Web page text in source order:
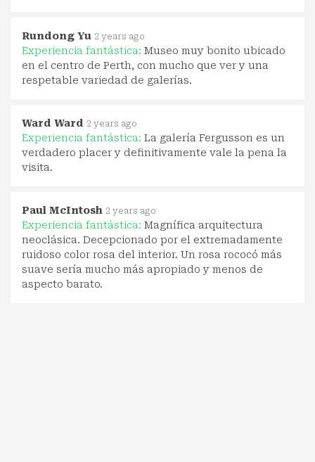
Rundong Yu 2 years ago
Experiencia fantástica: Museo muy bonito ubicado
en el centro de Perth, con mucho que ver y una
respetable variedad de galerías.
Ward Ward 2 years ago
Experiencia fantástica: La galería Fergusson es un
verdadero placer y definitivamente vale la pena la
visita.
Paul McIntosh 2 years ago
Experiencia fantástica: Magnífica arquitectura
neoclásica. Decepcionado por el extremadamente
ruidoso color rosa del interior. Un rosa rococó más
suave sería mucho más apropiado y menos de
aspecto barato.